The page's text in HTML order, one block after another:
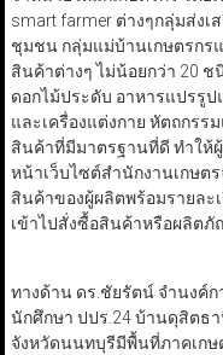
smart farmer ต่างๆกลุ่มส่ง
ชุมชน กลุ่มแม่บ้านเกษตรกร
สินค้าต่างๆ ไม่น้อยกว่า 20
ดอกไม้ประดับ อาหารแปรรูป
และเครื่องแต่งกาย หัตถกร
สินค้าที่มีมาตรฐานที่ดี ทำให้
หน้าเว็บไซต์สำนักงานเกษต
สินค้าของผู้ผลิตพร้อมรายละ
เข้าไปสั่งซื้อสินค้าหรือผลิต
ทางด้าน ดร.ชัยรัตน์ จำนงค์
นักศึกษา ปปร.24 บ้านดุสิตธ
จังหวัดนนทบุรีมีพื้นที่ภาคเกษ